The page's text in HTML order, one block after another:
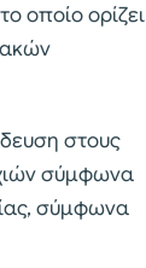
οποίο ορίζει
στους
σύμφωνα
σύμφωνα